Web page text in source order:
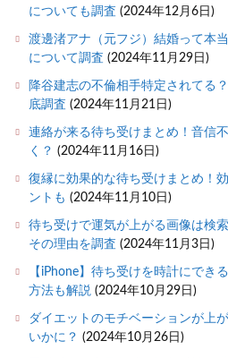
についても調査 (2024年12月6日)
渡邊渚アナ（元フジ）結婚って本
について調査 (2024年11月29日)
降谷建志の不倫相手特定されてる
底調査 (2024年11月21日)
連絡が来る待ち受けまとめ！音信
く？ (2024年11月16日)
復縁に効果的な待ち受けまとめ！
ントも (2024年11月10日)
待ち受けで運気が上がる画像は検
その理由を調査 (2024年11月3日)
【iPhone】待ち受けを時計にでき
方法も解説 (2024年10月29日)
ダイエットのモチベーションが上
いかに？ (2024年10月26日)